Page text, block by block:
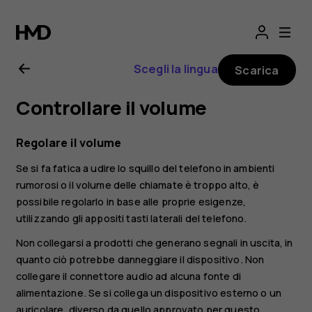
Manuale
d’uso
del
Nokia
6
Scegli la lingua Scarica
Controllare il volume
Regolare il volume
Se si fa fatica a udire lo squillo del telefono in ambienti
rumorosi o il volume delle chiamate è troppo alto, è
possibile regolarlo in base alle proprie esigenze,
utilizzando gli appositi tasti laterali del telefono.
Non collegarsi a prodotti che generano segnali in uscita, in
quanto ciò potrebbe danneggiare il dispositivo. Non
collegare il connettore audio ad alcuna fonte di
alimentazione. Se si collega un dispositivo esterno o un